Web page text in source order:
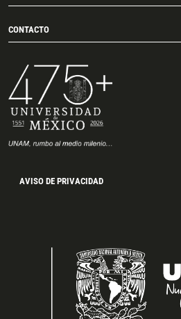
CONTACTO
AVISO DE PRIVACIDAD